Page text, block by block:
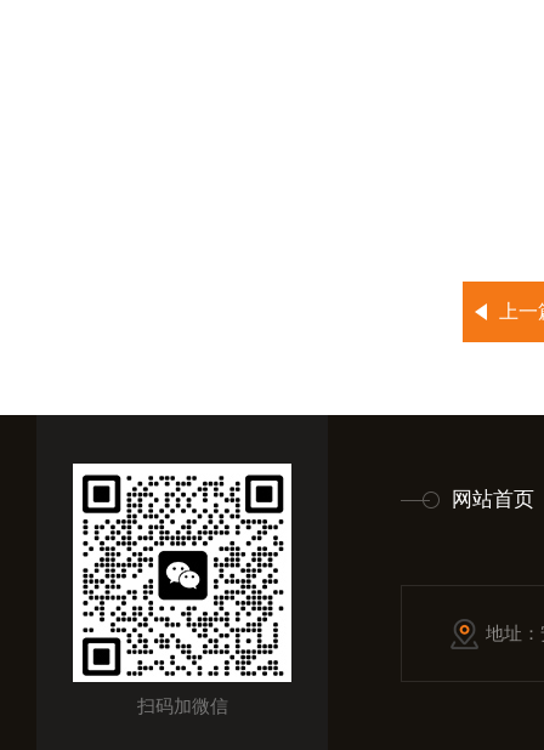
上
扫码加微信
网站首页
地址